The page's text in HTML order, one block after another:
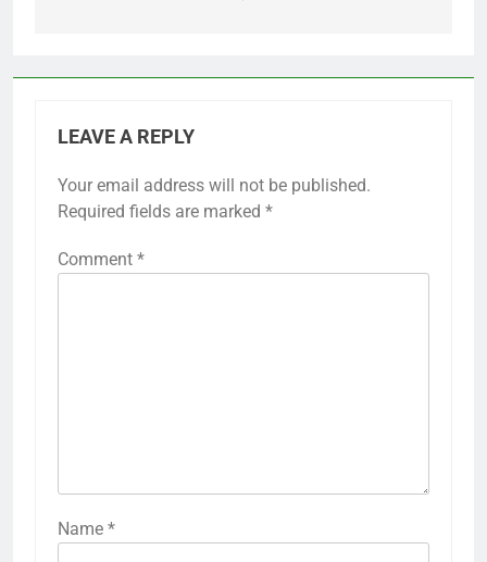
LEAVE A REPLY
Your email address will not be published.
Required fields are marked *
Comment *
Name *